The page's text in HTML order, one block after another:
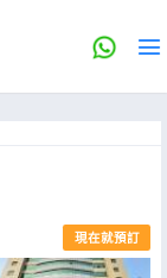
現在就預訂